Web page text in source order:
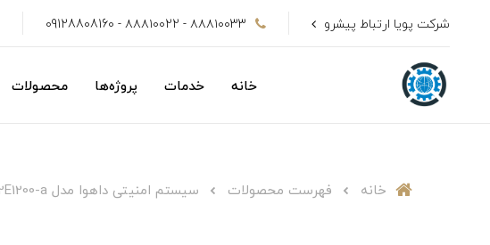
شرکت پویا ارتباط پیشرو ۸۸۸۱۰۰33 - ۸۸۸۱۰۰22 - 09128808160
خانه خدمات پروژه‌ها محصولات
خانه فهرست محصولات سیستم امنیتی داهوا مدل DP32E1200-a